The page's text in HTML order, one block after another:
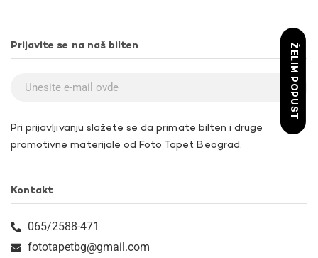
Prijavite se na naš bilten
Pri prijavljivanju slažete se da primate bilten i druge
promotivne materijale od Foto Tapet Beograd.
Kontakt
065/2588-471
fototapetbg@gmail.com
ŽELIM POPUST